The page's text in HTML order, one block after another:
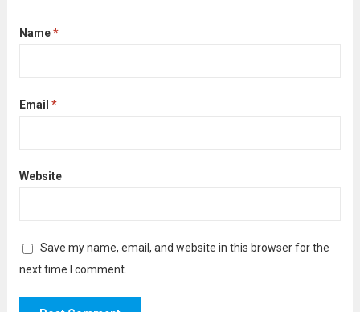
Name*
Email *
Website
Save my name, email, and website in this browser for the
next time I comment.